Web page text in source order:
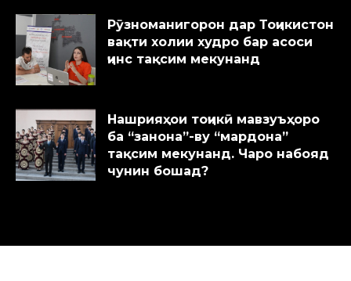
Рӯзноманигорон дар Тоҷикистон
вақти холии худро бар асоси
ҷинс тақсим мекунанд
Нашрияҳои тоҷикӣ мавзуъҳоро
ба “занона”-ву “мардона”
тақсим мекунанд. Чаро набояд
чунин бошад?